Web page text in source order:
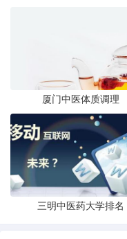
厦门中医体质调理
三明中医药大学排名